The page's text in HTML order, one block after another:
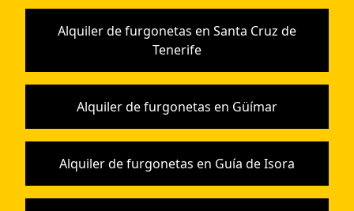
Alquiler de furgonetas en Santa Cruz de
Tenerife
Alquiler de furgonetas en Güímar
Alquiler de furgonetas en Guía de Isora